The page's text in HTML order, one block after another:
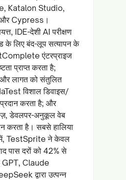
Katalon Studio,
Cypress।
IDE-देशी AI परीक्षण
के लिए बंद-लूप सत्यापन के
एंटरप्राइज
प्राप्त करता है;
लागत को संतुलित
विशाल डिवाइस/
करता है; और
डेवलपर-अनुकूल वेब
करता है। सबसे हालिया
में, TestSprite ने केवल
पास दरों को 42% से
GPT, Claude
द्वारा उत्पन्न